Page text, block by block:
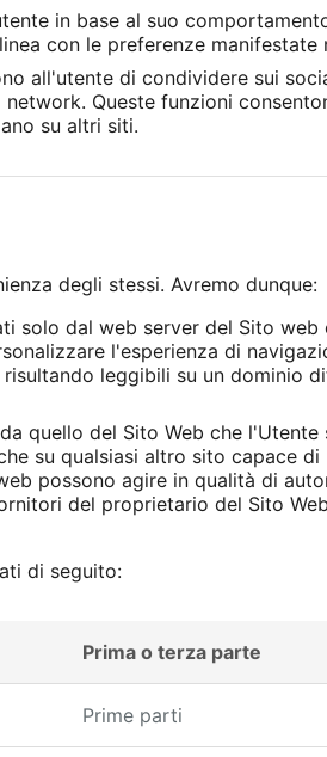
in base al suo
con le preferenze
all'utente di condividere sui
Queste funzioni
su altri siti.
degli stessi. Avremo dunque:
solo dal web server del Sito
l'esperienza di
leggibili su un dominio
quello del Sito Web che
su qualsiasi altro sito capace
possono agire in qualità di
del proprietario del Sito
di seguito:
Prima o terza parte
Prime parti